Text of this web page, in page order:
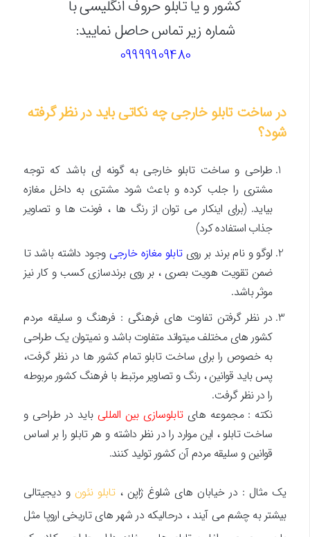
کشور و یا تابلو حروف انگلیسی با
شماره زیر تماس حاصل نمایید:
09999909480
در ساخت تابلو خارجی چه نکاتی باید در نظر گرفته
شود؟
طراحی و ساخت تابلو خارجی به گونه ای باشد که توجه
مشتری را جلب کرده و باعث شود مشتری به داخل مغازه
بیاید. (برای اینکار می توان از رنگ ها ، فونت ها و تصاویر
جذاب استفاده کرد)
لوگو و نام برند بر رویتابلو مغازه خارجی وجود داشته باشد تا
ضمن تقویت هویت بصری ، بر روی برندسازی کسب و کار نیز
موثر باشد.
در نظر گرفتن تفاوت های فرهنگی : فرهنگ و سلیقه مردم
کشور های مختلف میتواند متفاوت باشد و نمیتوان یک طراحی
به خصوص را برای ساخت تابلو تمام کشور ها در نظر گرفت،
پس باید قوانین ، رنگ و تصاویر مرتبط با فرهنگ کشور مربوطه
را در نظر گرفت.
نکته : مجموعه هایتابلوسازی بین المللی باید در طراحی و
ساخت تابلو ، این موارد را در نظر داشته و هر تابلو را بر اساس
قوانین و سلیقه مردم آن کشور تولید کنند.
یک مثال : در خیابان های شلوغ ژاپن ،تابلو نئون و دیجیتالی
بیشتر به چشم می آیند ، درحالیکه در شهر های تاریخی اروپا مثل